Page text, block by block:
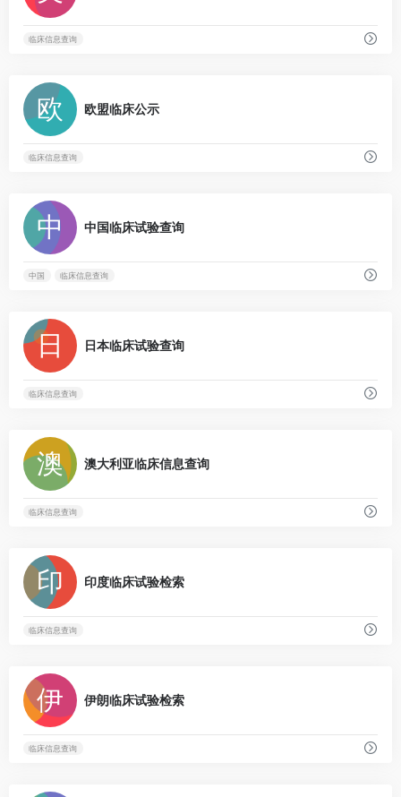
临床信息查询
欧盟临床公示
临床信息查询
中国临床试验查询
中国 临床信息查询
日本临床试验查询
临床信息查询
澳大利亚临床信息查询
临床信息查询
印度临床试验检索
临床信息查询
伊朗临床试验检索
临床信息查询